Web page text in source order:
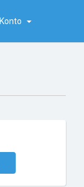
Konto